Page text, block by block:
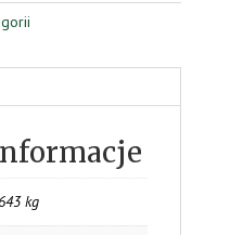
643 kg